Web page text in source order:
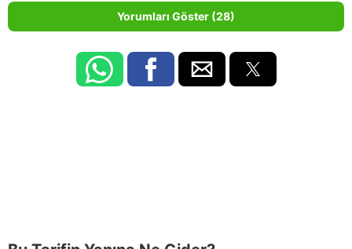
Yorumları Göster (28)